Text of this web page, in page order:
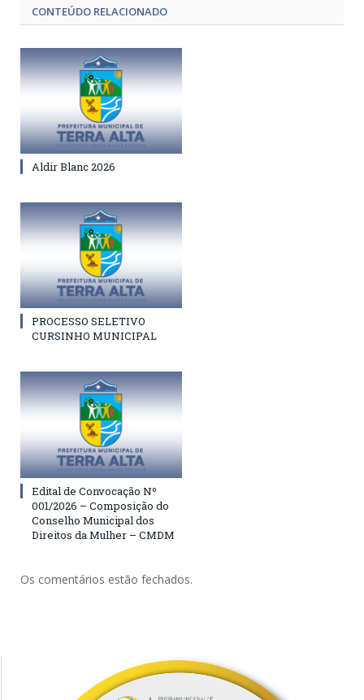
CONTEÚDO RELACIONADO
Aldir Blanc 2026
PROCESSO SELETIVO
CURSINHO MUNICIPAL
Edital de Convocação Nº
001/2026 – Composição do
Conselho Municipal dos
Direitos da Mulher – CMDM
Os comentários estão fechados.